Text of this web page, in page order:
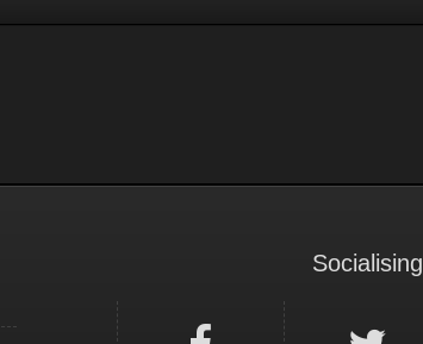
Socialising